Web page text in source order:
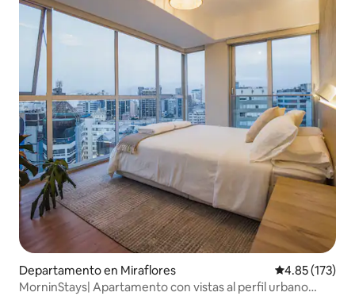
Departamento en Miraflores Calificación
4.85 (173)
MorninStays| Apartamento con vistas al perfil urbano